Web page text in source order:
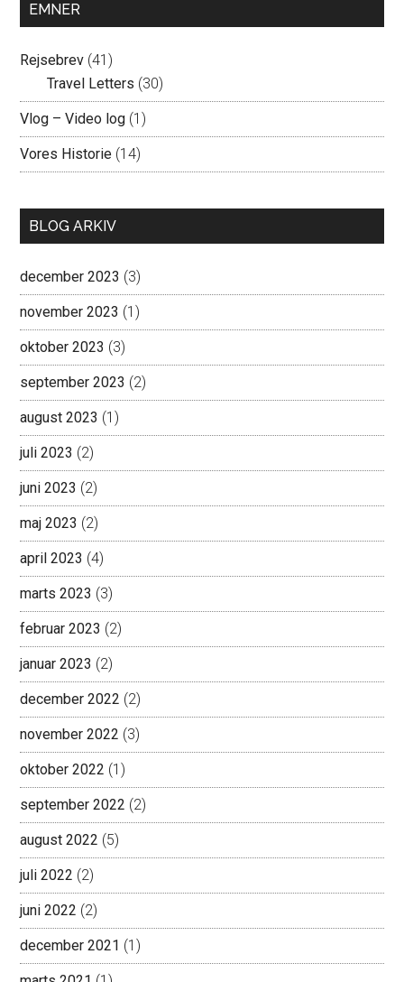
EMNER
Rejsebrev (41)
Travel Letters (30)
Vlog – Video log (1)
Vores Historie (14)
BLOG ARKIV
december 2023 (3)
november 2023 (1)
oktober 2023 (3)
september 2023 (2)
august 2023 (1)
juli 2023 (2)
juni 2023 (2)
maj 2023 (2)
april 2023 (4)
marts 2023 (3)
februar 2023 (2)
januar 2023 (2)
december 2022 (2)
november 2022 (3)
oktober 2022 (1)
september 2022 (2)
august 2022 (5)
juli 2022 (2)
juni 2022 (2)
december 2021 (1)